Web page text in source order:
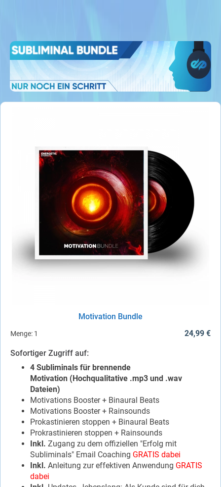
Motivation Bundle
Menge: 1 24,99 €
Sofortiger Zugriff auf:
4 Subliminals für brennende
Motivation (Hochqualitative .mp3 und .wav
Dateien)
Motivations Booster + Binaural Beats
Motivations Booster + Rainsounds
Prokastinieren stoppen + Binaural Beats
Prokrastinieren stoppen + Rainsounds
Inkl. Zugang zu dem offiziellen "Erfolg mit
Subliminals" Email Coaching GRATIS dabei
Inkl. Anleitung zur effektiven Anwendung GRATIS
dabei